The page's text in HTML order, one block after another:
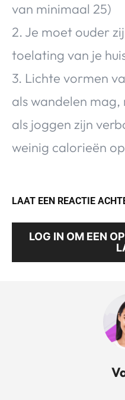
van minimaal 25)
2. Je moet ouder
toelating van je
3. Lichte vormen
als wandelen
als joggen zijn
weinig calorieën
LAAT EEN REACTIE
LOG IN OM EEN